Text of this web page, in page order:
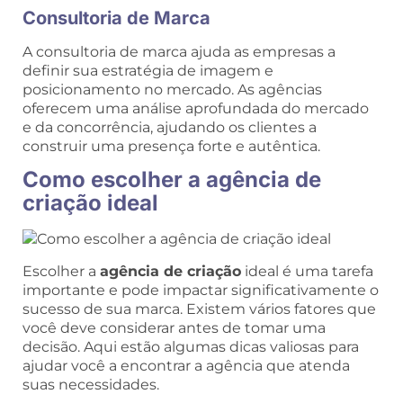
Consultoria de Marca
A consultoria de marca ajuda as empresas a
definir sua estratégia de imagem e
posicionamento no mercado. As agências
oferecem uma análise aprofundada do mercado
e da concorrência, ajudando os clientes a
construir uma presença forte e autêntica.
Como escolher a agência de
criação ideal
Escolher a agência de criação ideal é uma tarefa
importante e pode impactar significativamente o
sucesso de sua marca. Existem vários fatores que
você deve considerar antes de tomar uma
decisão. Aqui estão algumas dicas valiosas para
ajudar você a encontrar a agência que atenda
suas necessidades.